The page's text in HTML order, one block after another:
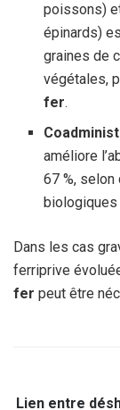
poissons)
épinards)
graines de
végétales,
fer.
améliore
67 %,
biologiques
Dans les cas
ferriprive
fer peut être
Lien entre